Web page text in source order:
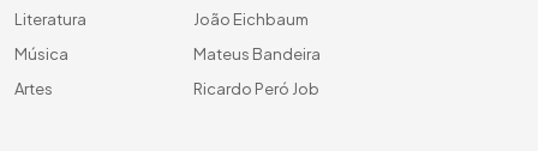
Literatura
Música
Artes
João Eichbaum
Mateus Bandeira
Ricardo Peró Job